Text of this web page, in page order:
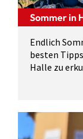
Sommer in
Endlich
besten
Halle zu